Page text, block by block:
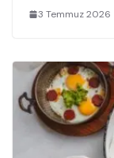
3 Temmuz 2026